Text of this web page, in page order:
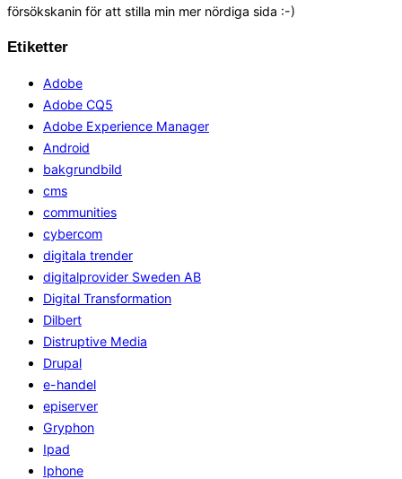
försökskanin för att stilla min mer nördiga sida :-)
Etiketter
Adobe
Adobe CQ5
Adobe Experience Manager
Android
bakgrundbild
cms
communities
cybercom
digitala trender
digitalprovider Sweden AB
Digital Transformation
Dilbert
Distruptive Media
Drupal
e-handel
episerver
Gryphon
Ipad
Iphone